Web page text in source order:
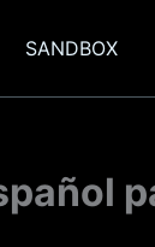
SANDBOX